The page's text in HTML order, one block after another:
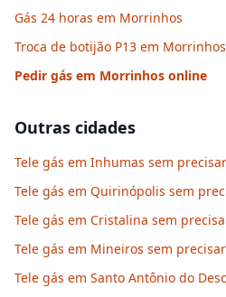
Gás 24 horas em Morrinhos
Troca de botijão P13 em Morrinhos
Pedir gás em Morrinhos online
Outras cidades
Tele gás em Inhumas sem
Tele gás em Quirinópolis sem
Tele gás em Cristalina sem
Tele gás em Mineiros sem
Tele gás em Santo Antônio do